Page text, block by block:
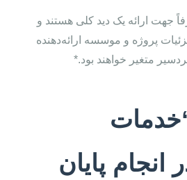
جهت ارائه یک دید کلی هستند و
پروژه و موسسه ارائه‌دهنده
متغیر خواهند بود.*
انجام پایان